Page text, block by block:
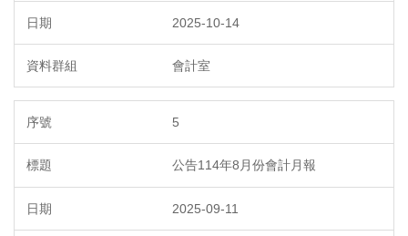
2025-10-14
會計室
5
公告114年8月份會計月報
2025-09-11